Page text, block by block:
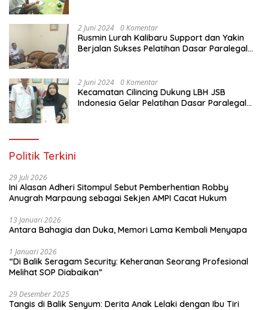
2 Juni 2024 0 Komentar
Rusmin Lurah Kalibaru Support dan Yakin
Berjalan Sukses Pelatihan Dasar Paralegal
2 Juni 2024 0 Komentar
Kecamatan Cilincing Dukung LBH JSB
Indonesia Gelar Pelatihan Dasar Paralegal
Politik Terkini
29 Juli 2026
Ini Alasan Adheri Sitompul Sebut Pemberhentian Robby
Anugrah Marpaung sebagai Sekjen AMPI Cacat Hukum
13 Januari 2026
Antara Bahagia dan Duka, Memori Lama Kembali Menyapa
1 Januari 2026
“Di Balik Seragam Security: Keheranan Seorang Profesional
Melihat SOP Diabaikan”
29 Desember 2025
Tangis di Balik Senyum: Derita Anak Lelaki dengan Ibu Tiri